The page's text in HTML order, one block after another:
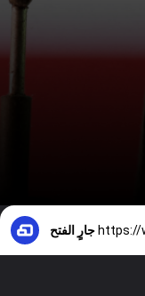
جارٍ الفتح